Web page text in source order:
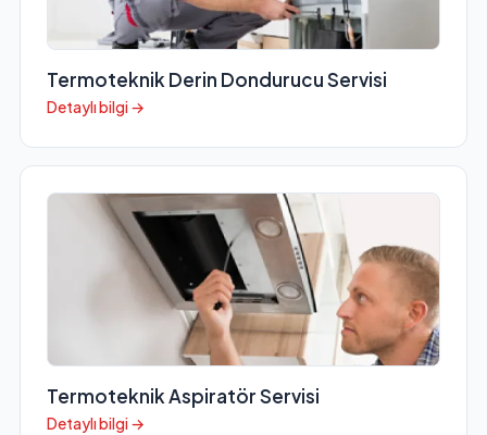
Termoteknik Derin Dondurucu Servisi
Detaylı bilgi →
Termoteknik Aspiratör Servisi
Detaylı bilgi →